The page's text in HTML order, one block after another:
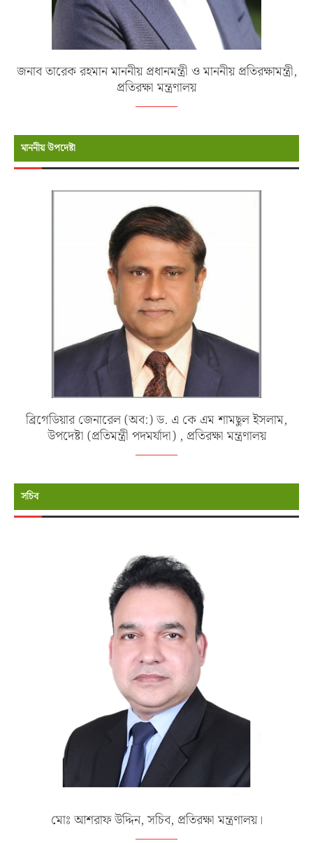
জনাব তারেক রহমান মাননীয় প্রধানমন্ত্রী ও মাননীয় প্রতিরক্ষামন্ত্রী,
প্রতিরক্ষা মন্ত্রণালয়
মাননীয় উপদেষ্টা
ব্রিগেডিয়ার জেনারেল (অব:) ড. এ কে এম শামছুল ইসলাম,
উপদেষ্টা (প্রতিমন্ত্রী পদমর্যাদা) , প্রতিরক্ষা মন্ত্রণালয়
সচিব
মোঃ আশরাফ উদ্দিন, সচিব, প্রতিরক্ষা মন্ত্রণালয়।